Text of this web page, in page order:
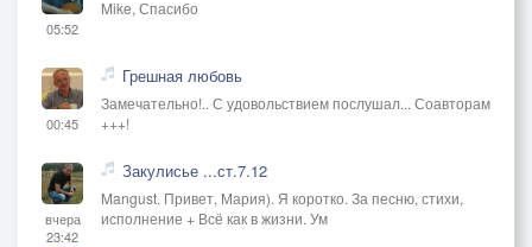
05:52
Mike, Спасибо
00:45
Грешная любовь
Замечательно!.. С удовольствием послушал... Соавторам
+++!
вчера
23:42
Закулисье ...ст.7.12
Mangust. Привет, Мария). Я коротко. За песню, стихи,
исполнение + Всё как в жизни. Ум